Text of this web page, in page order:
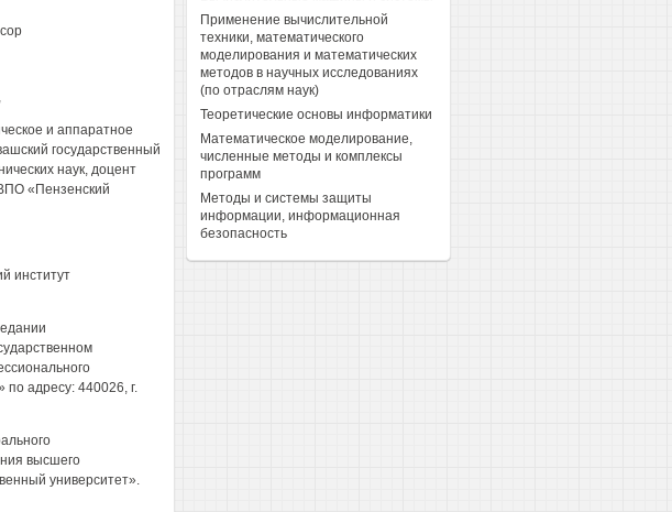
и аппаратное
государственный
наук, доцент
«Пензенский
институт
по адресу: 440026, г.
высшего
университет».
Применение вычислительной
техники, математического
моделирования и математических
методов в научных исследованиях
(по отраслям наук)
Теоретические основы информатики
Математическое моделирование,
численные методы и комплексы
программ
Методы и системы защиты
информации, информационная
безопасность